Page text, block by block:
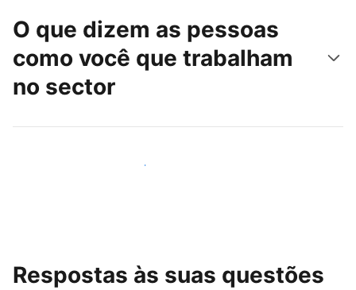
O que dizem as pessoas
como você que trabalham
no sector
Junte-se a outros anfitriões como você
Respostas às suas questões